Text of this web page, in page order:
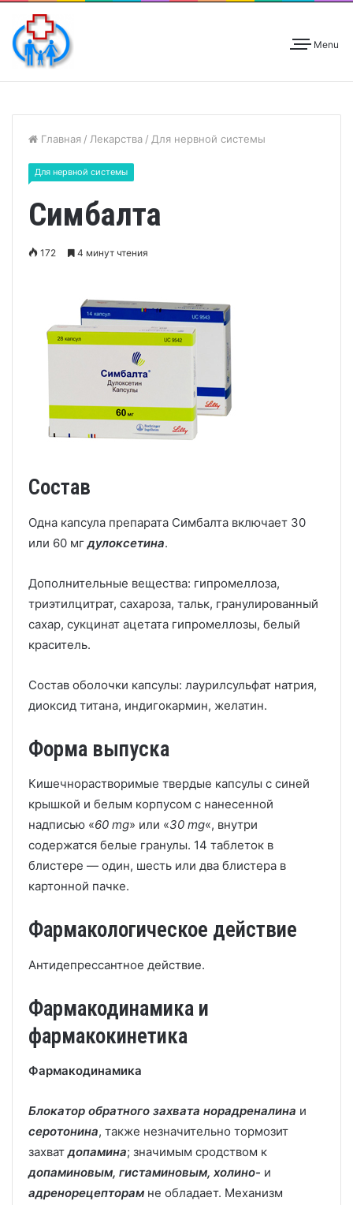
Menu
Главная / Лекарства / Для нервной системы
Для нервной системы
Симбалта
172 4 минут чтения
Состав
Одна капсула препарата Симбалта включает 30
или 60 мгдулоксетина.
Дополнительные вещества: гипромеллоза,
триэтилцитрат, сахароза, тальк, гранулированный
сахар, сукцинат ацетата гипромеллозы, белый
краситель.
Состав оболочки капсулы: лаурилсульфат натрия,
диоксид титана, индигокармин, желатин.
Форма выпуска
Кишечнорастворимые твердые капсулы с синей
крышкой и белым корпусом с нанесенной
надписью «60 mg» или «30 mg«, внутри
содержатся белые гранулы. 14 таблеток в
блистере — один, шесть или два блистера в
картонной пачке.
Фармакологическое действие
Антидепрессантное действие.
Фармакодинамика и
фармакокинетика
Фармакодинамика
Блокатор обратного захвата норадреналина и
серотонина, также незначительно тормозит
захватдопамина; значимым сродством к
допаминовым, гистаминовым, холино- и
адренорецепторам не обладает. Механизм